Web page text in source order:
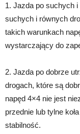
1. Jazda po suchych
suchych i równych
takich warunkach
wystarczający do
2. Jazda po dobrze
drogach, które są
napęd 4×4 nie jest
przednie lub tylne
stabilność.